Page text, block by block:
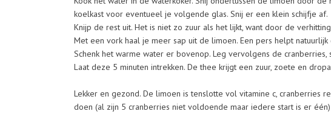
koelkast voor eventueel je volgende glas. Snij er een klein schijfje af.
Knijp de rest uit. Het is niet zo zuur als het lijkt, want door de
Met een vork haal je meer sap uit de limoen. Een pers helpt natuurlijk
Schenk het warme water er bovenop. Leg vervolgens de
Laat deze 5 minuten intrekken. De thee krijgt een zuur, zoete en
Lekker en gezond. De limoen is tenslotte vol vitamine c, cranberries
doen (al zijn 5 cranberries niet voldoende maar iedere start is er